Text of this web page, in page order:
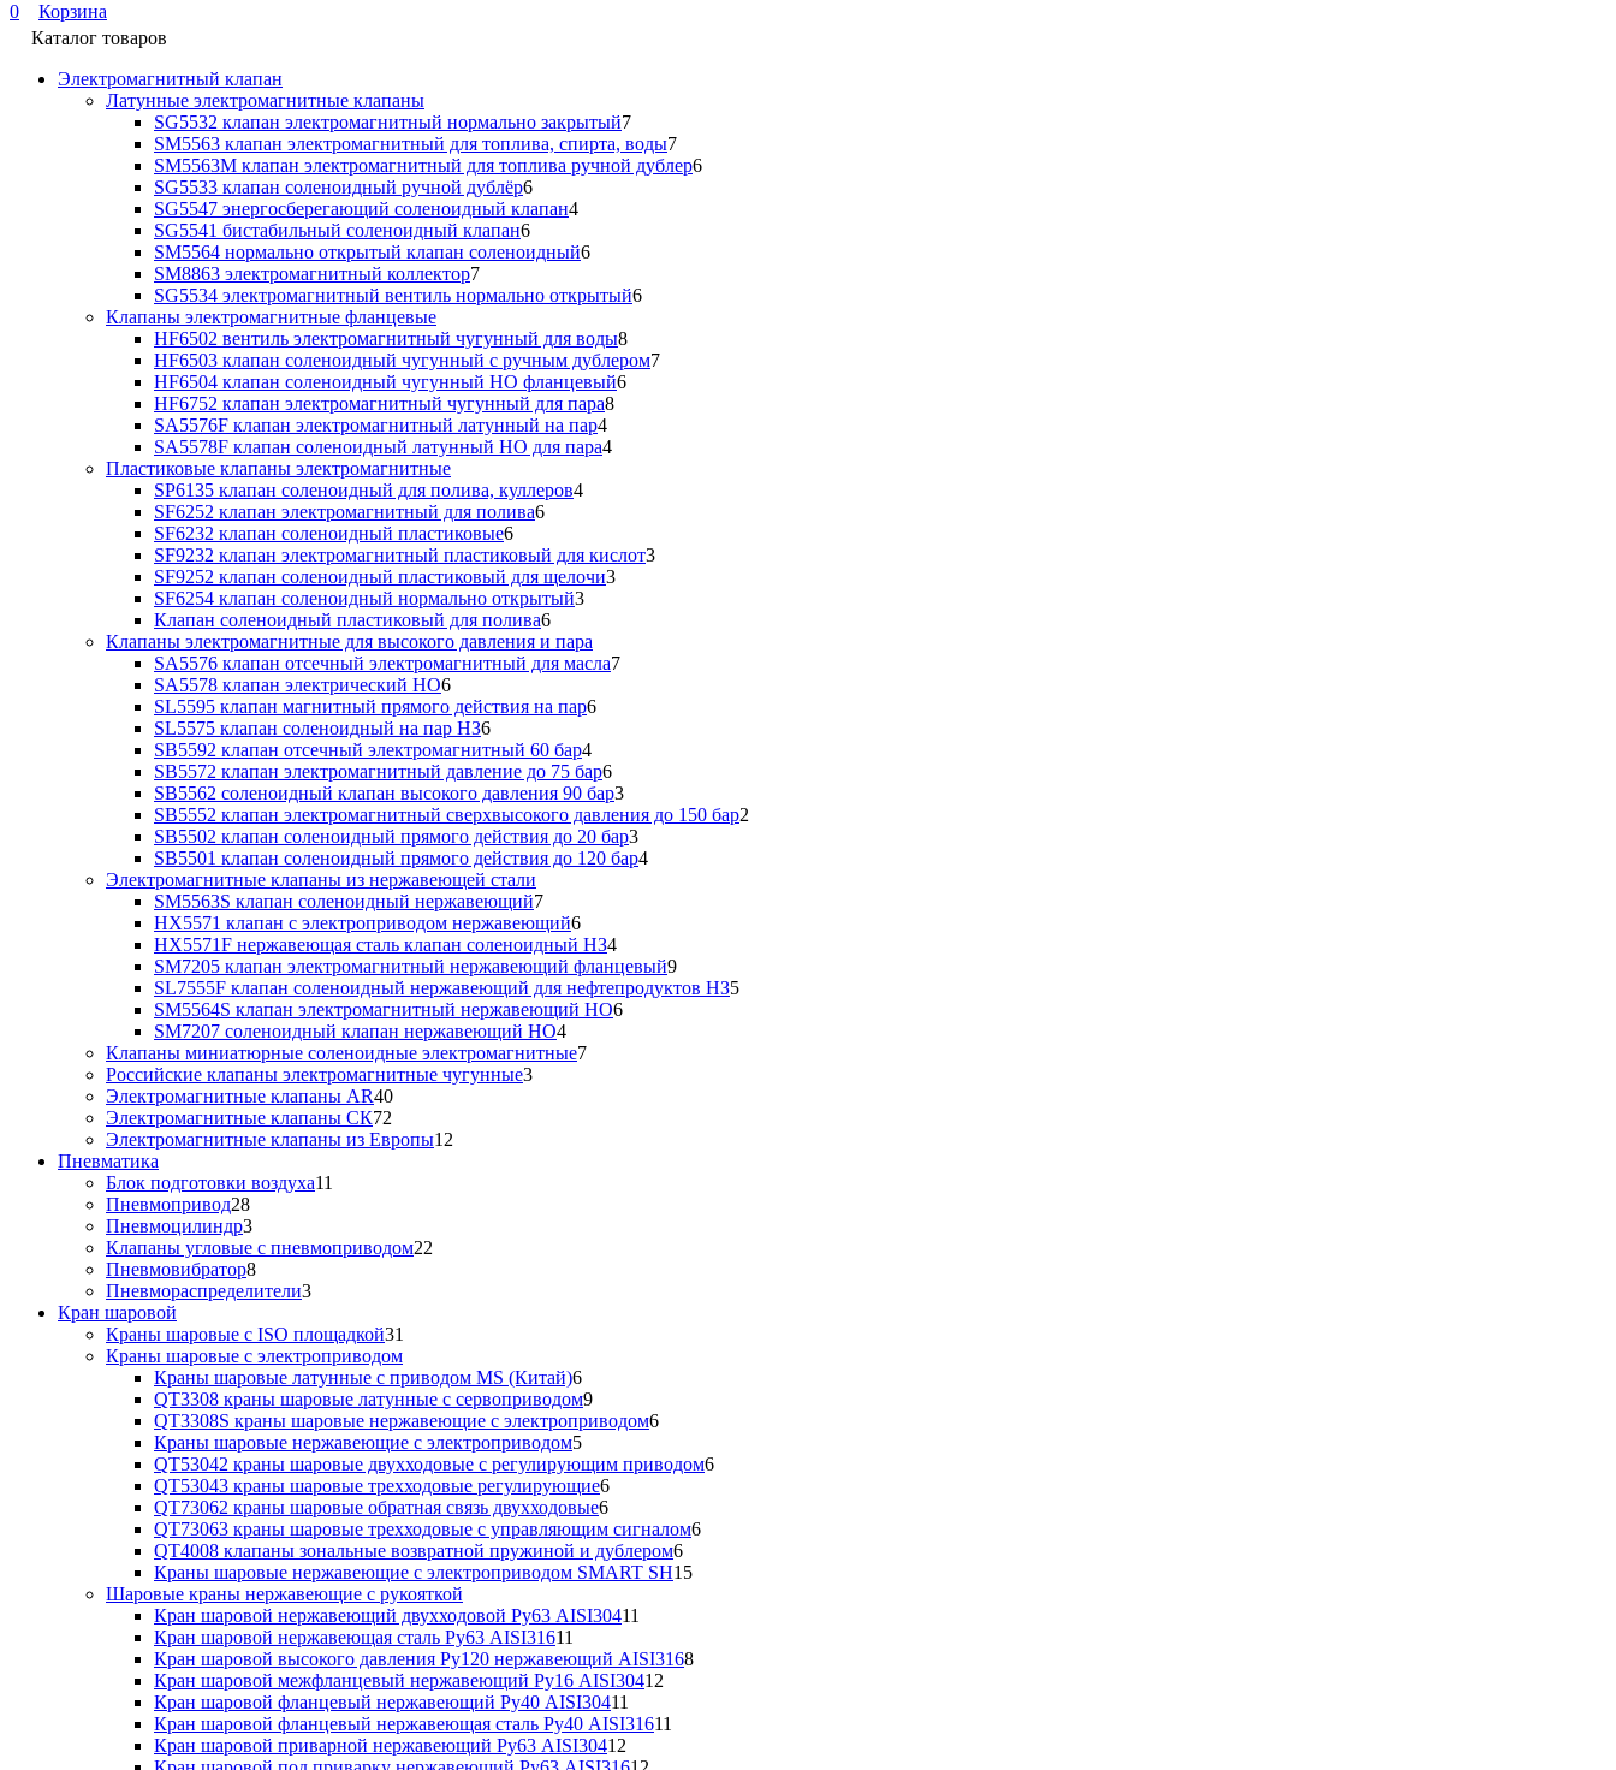
0
Корзина
Каталог товаров
Электромагнитный клапан
Латунные электромагнитные клапаны
SG5532 клапан электромагнитный нормально закрытый7
SM5563 клапан электромагнитный для топлива, спирта, воды7
SM5563M клапан электромагнитный для топлива ручной дублер6
SG5533 клапан соленоидный ручной дублёр6
SG5547 энергосберегающий соленоидный клапан4
SG5541 бистабильный соленоидный клапан6
SM5564 нормально открытый клапан соленоидный6
SM8863 электромагнитный коллектор7
SG5534 электромагнитный вентиль нормально открытый6
Клапаны электромагнитные фланцевые
HF6502 вентиль электромагнитный чугунный для воды8
HF6503 клапан соленоидный чугунный с ручным дублером7
HF6504 клапан соленоидный чугунный НО фланцевый6
HF6752 клапан электромагнитный чугунный для пара8
SA5576F клапан электромагнитный латунный на пар4
SA5578F клапан соленоидный латунный НО для пара4
Пластиковые клапаны электромагнитные
SP6135 клапан соленоидный для полива, куллеров4
SF6252 клапан электромагнитный для полива6
SF6232 клапан соленоидный пластиковые6
SF9232 клапан электромагнитный пластиковый для кислот3
SF9252 клапан соленоидный пластиковый для щелочи3
SF6254 клапан соленоидный нормально открытый3
Клапан соленоидный пластиковый для полива6
Клапаны электромагнитные для высокого давления и пара
SA5576 клапан отсечный электромагнитный для масла7
SA5578 клапан электрический НО6
SL5595 клапан магнитный прямого действия на пар6
SL5575 клапан соленоидный на пар НЗ6
SB5592 клапан отсечный электромагнитный 60 бар4
SB5572 клапан электромагнитный давление до 75 бар6
SB5562 соленоидный клапан высокого давления 90 бар3
SB5552 клапан электромагнитный сверхвысокого давления до 150 бар2
SB5502 клапан соленоидный прямого действия до 20 бар3
SB5501 клапан соленоидный прямого действия до 120 бар4
Электромагнитные клапаны из нержавеющей стали
SM5563S клапан соленоидный нержавеющий7
HX5571 клапан с электроприводом нержавеющий6
HX5571F нержавеющая сталь клапан соленоидный НЗ4
SM7205 клапан электромагнитный нержавеющий фланцевый9
SL7555F клапан соленоидный нержавеющий для нефтепродуктов НЗ5
SM5564S клапан электромагнитный нержавеющий НО6
SM7207 соленоидный клапан нержавеющий НО4
Клапаны миниатюрные соленоидные электромагнитные7
Российские клапаны электромагнитные чугунные3
Электромагнитные клапаны AR40
Электромагнитные клапаны СК72
Электромагнитные клапаны из Европы12
Пневматика
Блок подготовки воздуха11
Пневмопривод28
Пневмоцилиндр3
Клапаны угловые с пневмоприводом22
Пневмовибратор8
Пневмораспределители3
Кран шаровой
Краны шаровые с ISO площадкой31
Краны шаровые с электроприводом
Краны шаровые латунные с приводом MS (Китай)6
QT3308 краны шаровые латунные с сервоприводом9
QT3308S краны шаровые нержавеющие с электроприводом6
Краны шаровые нержавеющие с электроприводом5
QT53042 краны шаровые двухходовые с регулирующим приводом6
QT53043 краны шаровые трехходовые регулирующие6
QT73062 краны шаровые обратная связь двухходовые6
QT73063 краны шаровые трехходовые с управляющим сигналом6
QT4008 клапаны зональные возвратной пружиной и дублером6
Краны шаровые нержавеющие с электроприводом SMART SH15
Шаровые краны нержавеющие с рукояткой
Кран шаровой нержавеющий двухходовой Ру63 AISI30411
Кран шаровой нержавеющая сталь Ру63 AISI31611
Кран шаровой высокого давления Ру120 нержавеющий AISI3168
Кран шаровой межфланцевый нержавеющий Ру16 AISI30412
Кран шаровой фланцевый нержавеющий Ру40 AISI30411
Кран шаровой фланцевый нержавеющая сталь Ру40 AISI31611
Кран шаровой приварной нержавеющий Ру63 AISI30412